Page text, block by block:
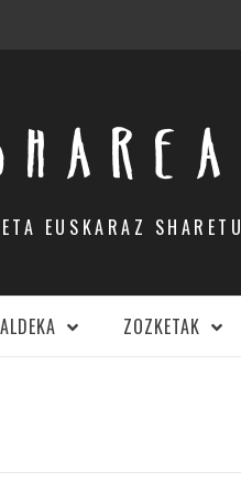
EUSKARAZ SHARETU
ZOZKETAK